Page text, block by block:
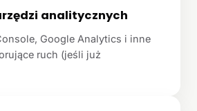
analitycznych
Google Analytics i inne
ruch (jeśli już